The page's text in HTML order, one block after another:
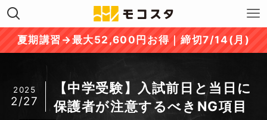
夏期講習→最大52,600円お得｜締切7/14(月)
【中学受験】入試前日と当日に
保護者が注意するべきNG項目
2025
2/27